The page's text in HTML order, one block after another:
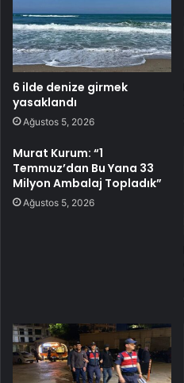
6 ilde denize girmek
yasaklandı
Ağustos 5, 2026
Murat Kurum: “1
Temmuz’dan Bu Yana 33
Milyon Ambalaj Topladık”
Ağustos 5, 2026